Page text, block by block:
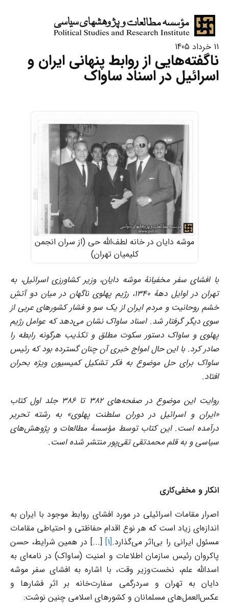
11 خرداد 1405
ناگفته‌هایی از روابط پنهانی ایران و
اسرائیل در اسناد ساواک
موشه دایان در خانه لطف‌الله حی (از سران انجمن
کلیمیان تهران)
با افشای سفر مخفیانهٔ موشه دایان، وزیر کشاورزی اسرائیل، به
تهران در اوایل دههٔ ۱۳۴۰، رژیم پهلوی ناگهان در میان دو آتشِ
خشم روحانیت و مردم ایران از یک سو و فشار کشورهای عربی از
سوی دیگر گرفتار شد. اسناد ساواک نشان می‌دهد که عوامل رژیم
پهلوی و ساواک دستور سکوت مطلق و تکذیب هرگونه رابطه را
صادر کرد. با این حال امواج خبری آن چنان گسترده بود که رئیس
ساواک برای حل موضوع به فکر تشکیل کمیسیون ویژه بحران
افتاد.
روایت این موضوع در صفحه‌های ۳۸۲ تا ۳۸۶ جلد اول کتاب
«ایران و اسرائیل در دوران سلطنت پهلوی» به رشته تحریر
درآمده است. این کتاب توسط مؤسسهٔ مطالعات و پژوهش‌های
سیاسی و به قلم محمدتقی تقی‌پور منتشر شده است.
انکار و مخفی‌کاری
اصرار مقامات اسرائیلی در مورد افشای روابط موجود با ایران به
اندازه‌ای زیاد است که هر نوع اقدام حفاظتی و احتیاطی مقامات
مسئول ایرانی را بی‌اثر می‌گذارد.[1]
[...] در همین شرایط، حسن
پاکروان رئیس سازمان اطلاعات و امنیت (ساواک) در نامه‌ای به
اسدالله علم، نخست‌وزیر وقت، با اشاره به افشای سفر موشه
دایان به تهران و سردرگمی سفارت‌خانه بر اثر فشارها و
عکس‌العمل‌های مسلمانان و کشورهای اسلامی چنین نوشت: